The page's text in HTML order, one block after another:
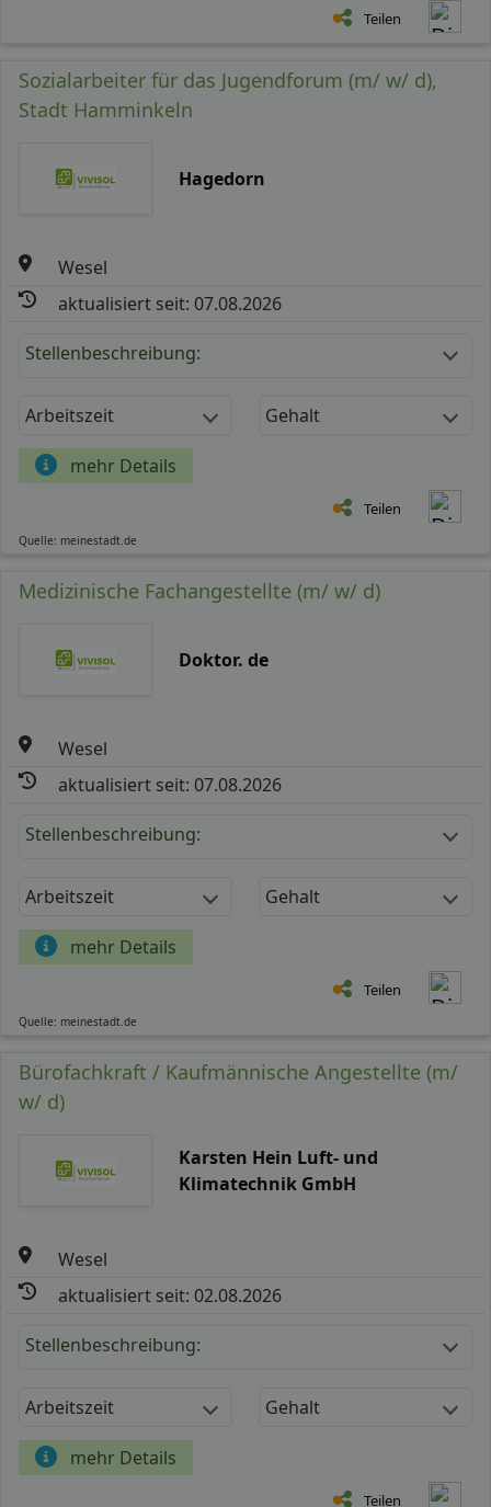
Teilen
Sozialarbeiter für das Jugendforum (m/ w/ d),
Stadt Hamminkeln
Hagedorn
Wesel
aktualisiert seit: 07.08.2026
Stellenbeschreibung:
Arbeitszeit Gehalt
mehr Details
Teilen
Quelle: meinestadt.de
Medizinische Fachangestellte (m/ w/ d)
Doktor. de
Wesel
aktualisiert seit: 07.08.2026
Stellenbeschreibung:
Arbeitszeit Gehalt
mehr Details
Teilen
Quelle: meinestadt.de
Bürofachkraft / Kaufmännische Angestellte (m/
w/ d)
Karsten Hein Luft- und
Klimatechnik GmbH
Wesel
aktualisiert seit: 02.08.2026
Stellenbeschreibung:
Arbeitszeit Gehalt
mehr Details
Teilen